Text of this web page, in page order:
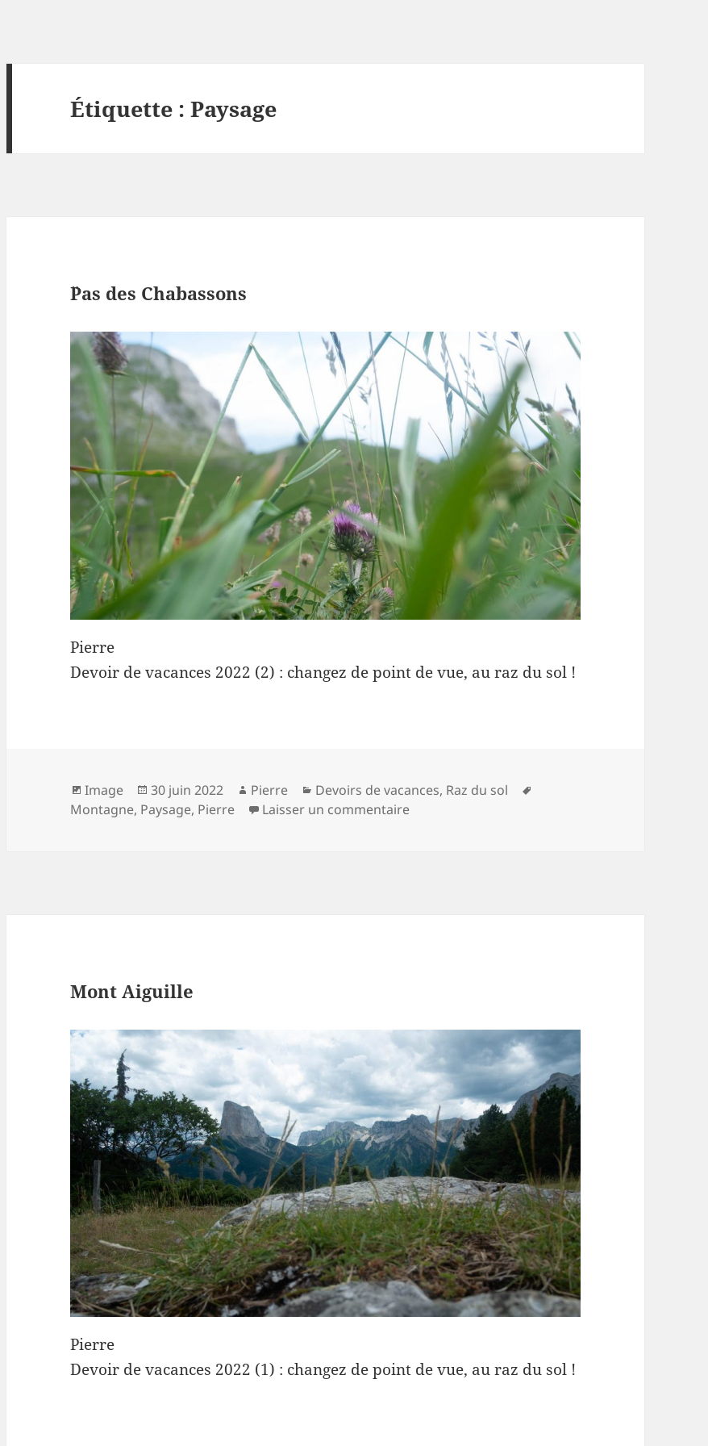
Étiquette :Paysage
¨Pas des Chabassons
Pierre
Devoir de vacances 2022 (2) : changez de point de vue, au raz du sol !
Format
Image
Publié
le
30 juin 2022 Auteur
Pierre Catégories
Devoirs de vacances, Raz du sol
Montagne, Paysage, Pierre Laisser un commentairesur ¨Pas des Chabassons
Mont Aiguille
Pierre
Devoir de vacances 2022 (1) : changez de point de vue, au raz du sol !